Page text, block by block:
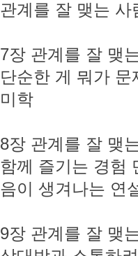
관계를 잘 맺는
7장 관계를 잘 맺
단순한 게 뭐가
미학
8장 관계를 잘 맺
함께 즐기는 경험
음이 생겨나는 연
9장 관계를 잘 맺